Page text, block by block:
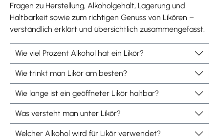
Fragen zu Herstellung, Alkoholgehalt, Lagerung und
Haltbarkeit sowie zum richtigen Genuss von Likören –
verständlich erklärt und übersichtlich zusammengefasst.
Wie viel Prozent Alkohol hat ein Likör?
Wie trinkt man Likör am besten?
Wie lange ist ein geöffneter Likör haltbar?
Was versteht man unter Likör?
Welcher Alkohol wird für Likör verwendet?